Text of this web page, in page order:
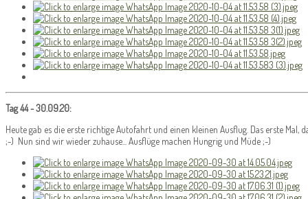
Tag 44 - 30.09.20:
Heute gab es die erste richtige Autofahrt und einen kleinen Ausflug. Das erste
;-) Nun sind wir wieder zuhause... Ausflüge machen Hungrig und Müde ;-)